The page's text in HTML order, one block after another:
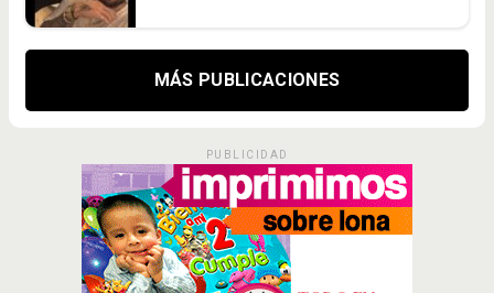
MÁS PUBLICACIONES
PUBLICIDAD